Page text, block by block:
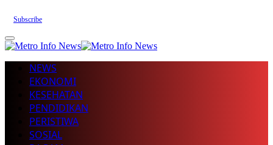
Subscribe
NEWS
EKONOMI
KESEHATAN
PENDIDIKAN
PERISTIWA
SOSIAL